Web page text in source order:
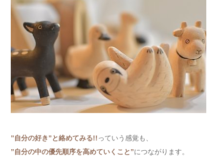
”自分の好き”と絡めてみる!!っていう感覚も、
”自分の中の優先順序を高めていくこと”につながります。